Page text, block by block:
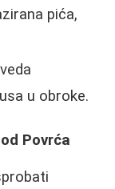
pića,
u obroke.
Povrća